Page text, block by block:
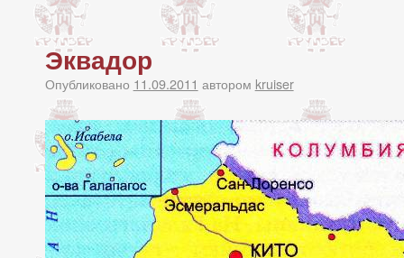
Эквадор
Опубликовано 11.09.2011 автором kruiser